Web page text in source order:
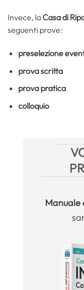
Invece, la Casa di
seguenti prove:
preselezione
prova scritta
prova pratica
colloquio
Manuale